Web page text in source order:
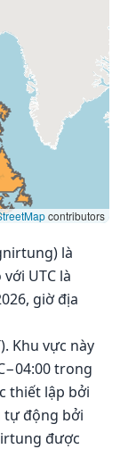
contributors
là
UTC là
giờ địa
Khu vực này
trong
thiết lập bởi
tự động bởi
được